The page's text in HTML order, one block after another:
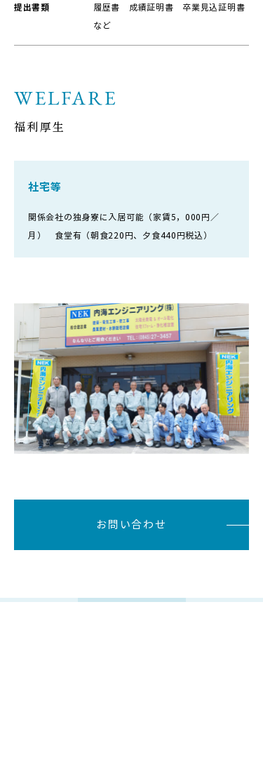
提出書類
履歴書 成績証明書 卒業見込証明書
など
福利厚生
社宅等
関係会社の独身寮に入居可能（家賃5，000円／
月） 食堂有（朝食220円、夕食440円税込）
お問い合わせ